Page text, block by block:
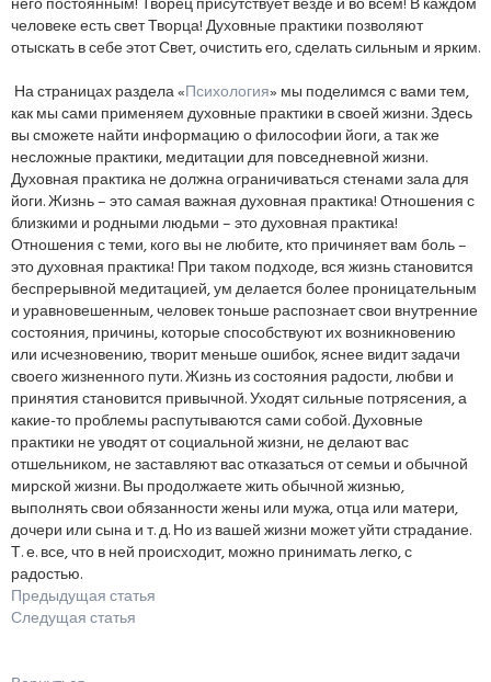
человеке есть свет Творца! Духовные практики позволяют
отыскать в себе этот Свет, очистить его, сделать сильным и ярким.
На страницах раздела «Психология» мы поделимся с вами тем,
как мы сами применяем духовные практики в своей жизни. Здесь
вы сможете найти информацию о философии йоги, а так же
несложные практики, медитации для повседневной жизни.
Духовная практика не должна ограничиваться стенами зала для
йоги. Жизнь – это самая важная духовная практика! Отношения с
близкими и родными людьми – это духовная практика!
Отношения с теми, кого вы не любите, кто причиняет вам боль –
это духовная практика! При таком подходе, вся жизнь становится
беспрерывной медитацией, ум делается более проницательным
и уравновешенным, человек тоньше распознает свои внутренние
состояния, причины, которые способствуют их возникновению
или исчезновению, творит меньше ошибок, яснее видит задачи
своего жизненного пути. Жизнь из состояния радости, любви и
принятия становится привычной. Уходят сильные потрясения, а
какие-то проблемы распутываются сами собой. Духовные
практики не уводят от социальной жизни, не делают вас
отшельником, не заставляют вас отказаться от семьи и обычной
мирской жизни. Вы продолжаете жить обычной жизнью,
выполнять свои обязанности жены или мужа, отца или матери,
дочери или сына и т. д. Но из вашей жизни может уйти страдание.
Т. е. все, что в ней происходит, можно принимать легко, с
радостью.
Предыдущая статья
Следущая статья